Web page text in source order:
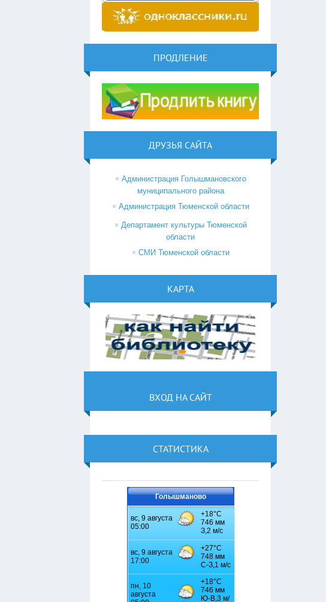
ПРОДЛЕНИЕ
ДРУЗЬЯ САЙТА
Администрация Голышмановского
муниципального района
Администрация Тюменской области
Департамент культуры Тюменской
области
СМИ Тюменской области
КАРТА
ВХОД НА САЙТ
СТАТИСТИКА
Голышманово